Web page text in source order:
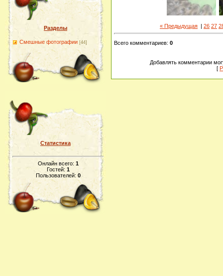
Разделы
Смешные фотографии [44]
Статистика
Онлайн всего: 1
Гостей: 1
Пользователей: 0
« Предыдущая | 26 27
Всего комментариев: 0
Добавлять комментарии
[